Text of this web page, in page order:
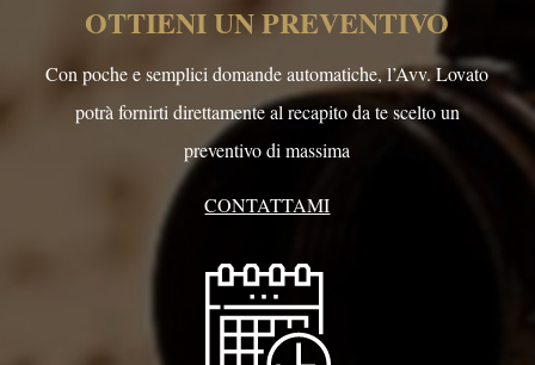
OTTIENI UN PREVENTIVO
Con poche e semplici domande automatiche, l’Avv. Lovato
potrà fornirti direttamente al recapito da te scelto un
preventivo di massima
CONTATTAMI